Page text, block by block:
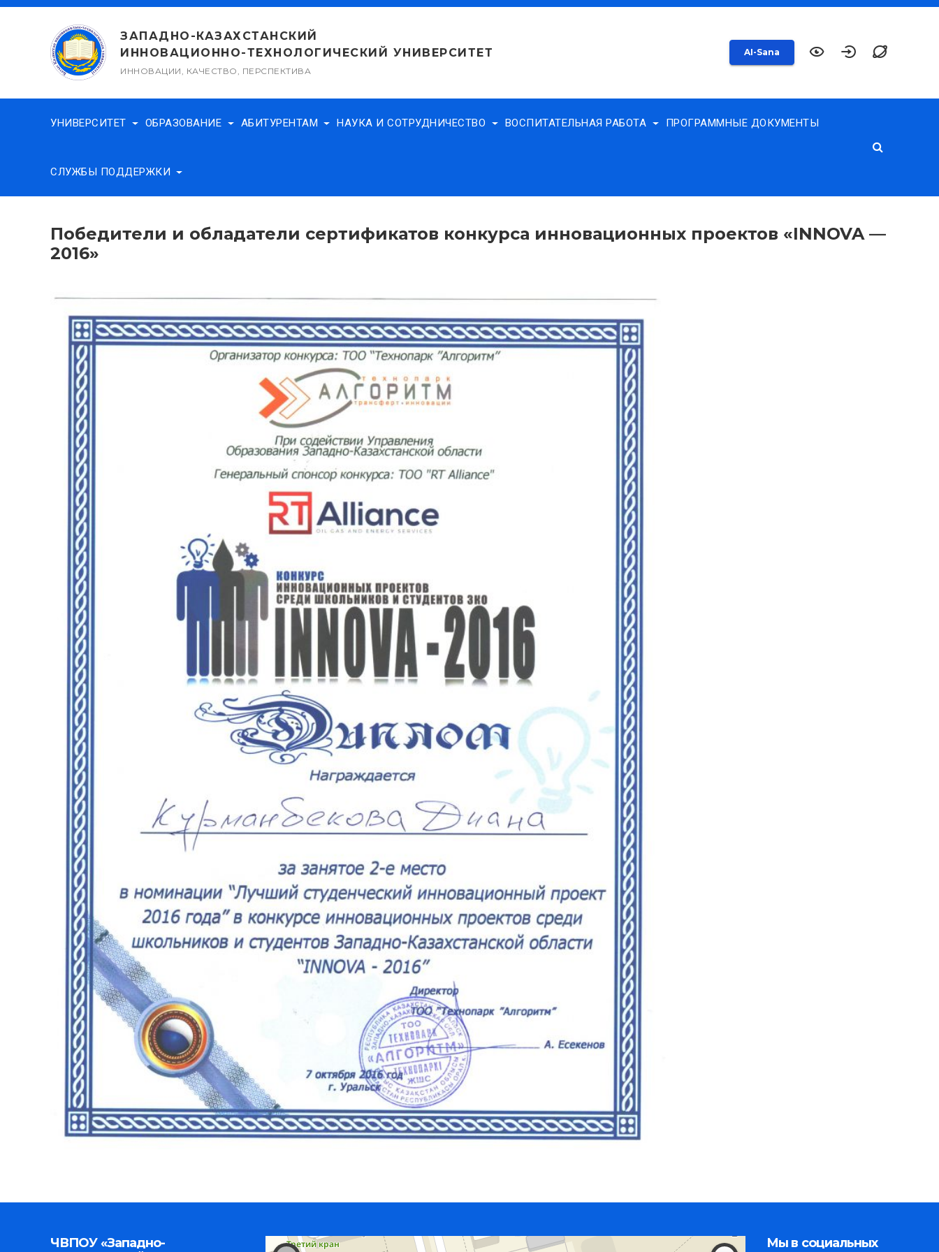
Перейти
содержимому
ЗАПАДНО-КАЗАХСТАНСКИЙ
ИННОВАЦИОННО-ТЕХНОЛОГИЧЕСКИЙ УНИВЕРСИТЕТ
ИННОВАЦИИ, КАЧЕСТВО, ПЕРСПЕКТИВА
AI-Sana
УНИВЕРСИТЕТ ОБРАЗОВАНИЕ АБИТУРЕНТАМ НАУКА И СОТРУДНИЧЕСТВО ВОСПИТАТЕЛЬНАЯ РАБОТА ПРОГРАММНЫЕ ДОКУМЕНТЫ
СЛУЖБЫ ПОДДЕРЖКИ
Победители и обладатели сертификатов конкурса инновационных проектов «INNOVA —
2016»
ЧВПОУ «Западно-
Мы в социальных